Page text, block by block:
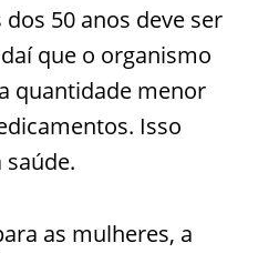
50 anos deve ser
que o organismo
quantidade menor
Isso
as mulheres, a